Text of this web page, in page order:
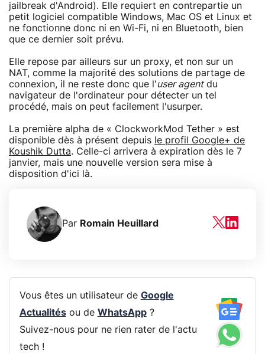
jailbreak d'Android). Elle requiert en contrepartie un
petit logiciel compatible Windows, Mac OS et Linux et
ne fonctionne donc ni en Wi-Fi, ni en Bluetooth, bien
que ce dernier soit prévu.
Elle repose par ailleurs sur un proxy, et non sur un
NAT, comme la majorité des solutions de partage de
connexion, il ne reste donc que l'user agentdu
navigateur de l'ordinateur pour détecter un tel
procédé, mais on peut facilement l'usurper.
La première alpha de « ClockworkMod Tether » est
disponible dès à présent depuis le profil Google+ de
Koushik Dutta. Celle-ci arrivera à expiration dès le 7
janvier, mais une nouvelle version sera mise à
disposition d'ici là.
Par Romain Heuillard
Vous êtes un utilisateur de Google
Actualitésou de WhatsApp?
Suivez-nous pour ne rien rater de l'actu
tech !